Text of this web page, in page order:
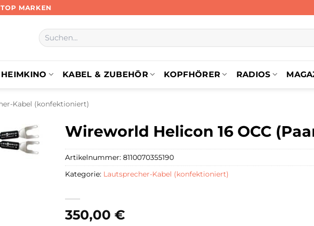
MARKEN
Suchen
nach:
HEIMKINO KABEL & ZUBEHÖR KOPFHÖRER RADIOS
Kabel (konfektioniert)
Wireworld Helicon 16 OCC
350,00 €
Artikelnummer: 8110070355190
Kategorie: Lautsprecher-Kabel (konfektioniert)